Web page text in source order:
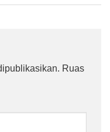
Ruas